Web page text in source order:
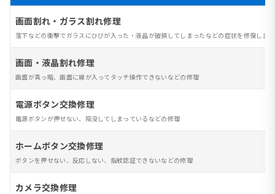
画面割れ・ガラス割れ修理
落下などの衝撃でガラスにひびが入った・液晶が破損してしまったなどの症状を修復しま
画面・液晶割れ修理
画面が真っ暗、画面に線が入ってタッチ操作できないなどの修理
電源ボタン交換修理
電源ボタンが押せない、陥没してしまっているなどの修理
ホームボタン交換修理
ボタンを押せない、反応しない、指紋認証できないなどの修理
カメラ交換修理